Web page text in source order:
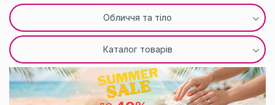
Обличчя та тіло
Каталог товарів